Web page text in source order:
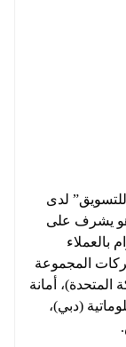
لدى
يشرف على
بالعملاء
المجموعة
المتحدة)، أمانة
(دبي)،